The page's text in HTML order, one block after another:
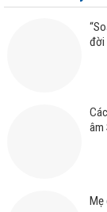
đời
âm
Mẹ